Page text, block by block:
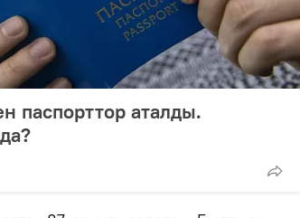
паспорттор аталды.